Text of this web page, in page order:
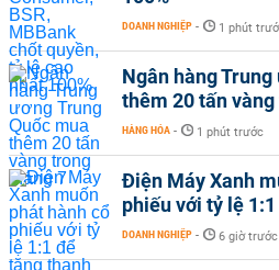
DOANH NGHIỆP - 1 phút
Ngân hàng
thêm 20 tấn
HÀNG HÓA - 1 phút trước
Điện Máy Xanh
phiếu với tỷ lệ
DOANH NGHIỆP - 6 giờ trước